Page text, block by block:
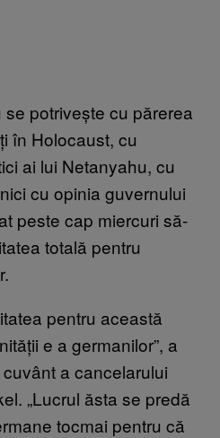
potrivește cu părerea
în Holocaust, cu
ai lui Netanyahu, cu
cu opinia guvernului
peste cap miercuri să-
totală pentru
pentru această
e a germanilor”, a
a cancelarului
„Lucrul ăsta se predă
tocmai pentru că